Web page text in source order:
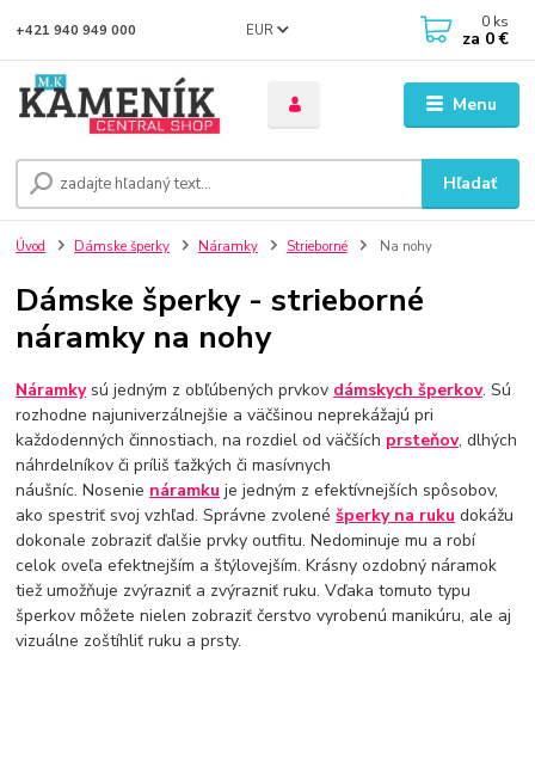
Menu
EUR
Hľadať
+421 940 949 000 0 ks
za 0 €
Úvod Dámske šperky Náramky Strieborné Na nohy
Dámske šperky - strieborné
náramky na nohy
Náramkysú jedným z obľúbených prvkov dámskych šperkov. Sú
rozhodne najuniverzálnejšie a väčšinou neprekážajú pri
každodenných činnostiach, na rozdiel od väčších prsteňov, dlhých
náhrdelníkov či príliš ťažkých či masívnych
náušníc. Nosenie náramku je jedným z efektívnejších spôsobov,
ako spestriť svoj vzhľad. Správne zvolenéšperky na ruku dokážu
dokonale zobraziť ďalšie prvky outfitu. Nedominuje mu a robí
celok oveľa efektnejším a štýlovejším. Krásny ozdobný náramok
tiež umožňuje zvýrazniť a zvýrazniť ruku. Vďaka tomuto typu
šperkov môžete nielen zobraziť čerstvo vyrobenú manikúru, ale aj
vizuálne zoštíhliť ruku a prsty.